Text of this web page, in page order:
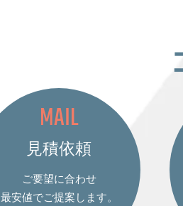
MAIL
見積依頼
ご要望に合わせ
最安値でご提案します。